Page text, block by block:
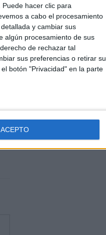
hacer clic para
a cabo el procesamiento
y cambiar sus
algún procesamiento de sus
de rechazar tal
sus preferencias o retirar su
botón "Privacidad" en la parte
ACEPTO